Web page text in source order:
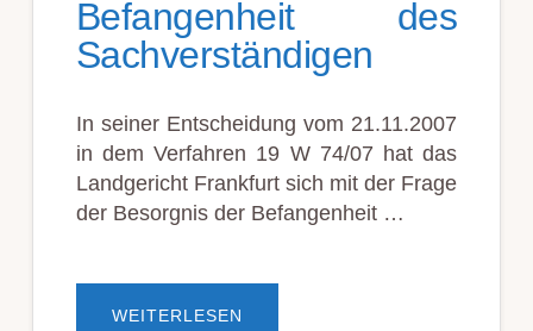
Befangenheit des
Sachverständigen
In seiner Entscheidung vom 21.11.2007
in dem Verfahren 19 W 74/07 hat das
Landgericht Frankfurt sich mit der Frage
der Besorgnis der Befangenheit …
WEITERLESEN